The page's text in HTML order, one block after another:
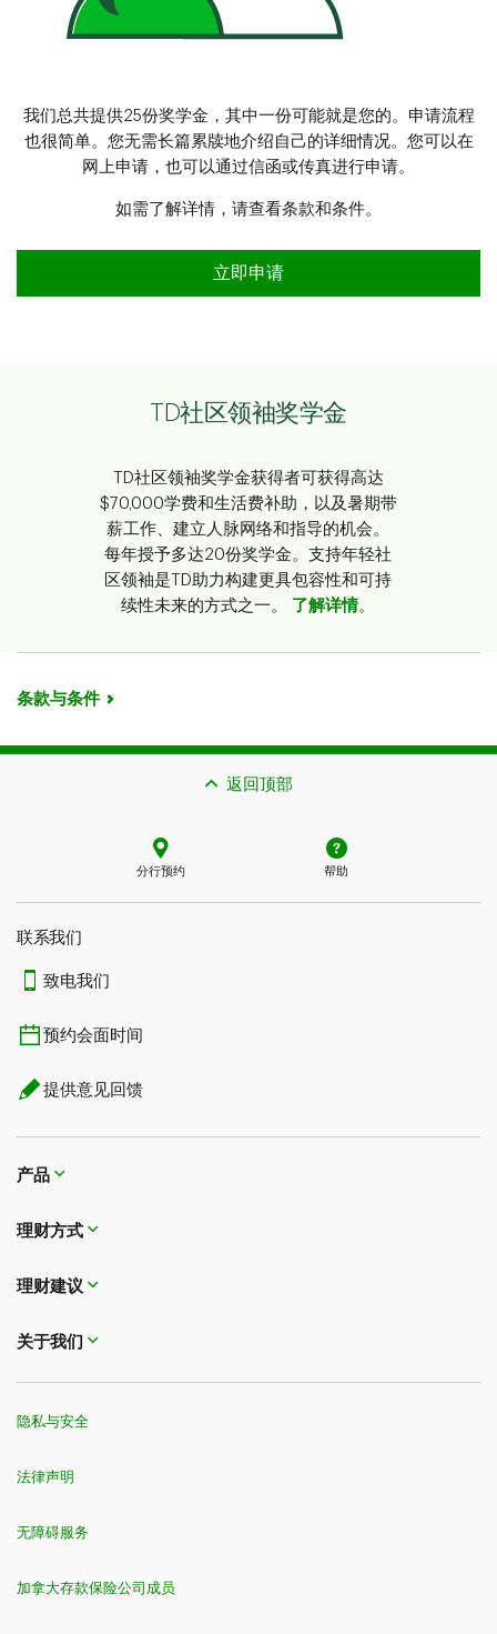
我们总共提供25份奖学金，其中一份可能就是您的。申请流程
也很简单。您无需长篇累牍地介绍自己的详细情况。您可以在
网上申请，也可以通过信函或传真进行申请。
如需了解详情，请查看条款和条件。
立即申请
TD社区领袖奖学金
TD社区领袖奖学金获得者可获得高达
$70,000学费和生活费补助，以及暑期带
薪工作、建立人脉网络和指导的机会。
每年授予多达20份奖学金。支持年轻社
区领袖是TD助力构建更具包容性和可持
续性未来的方式之一。 了解详情。
条款与条件
返回顶部
分行预约 帮助
联系我们​​​​​​​
致电我们
预约会面时间
提供意见回馈
产品
理财方式
理财建议
关于我们
隐私与安全
法律声明
无障碍服务
加拿大存款保险公司成员